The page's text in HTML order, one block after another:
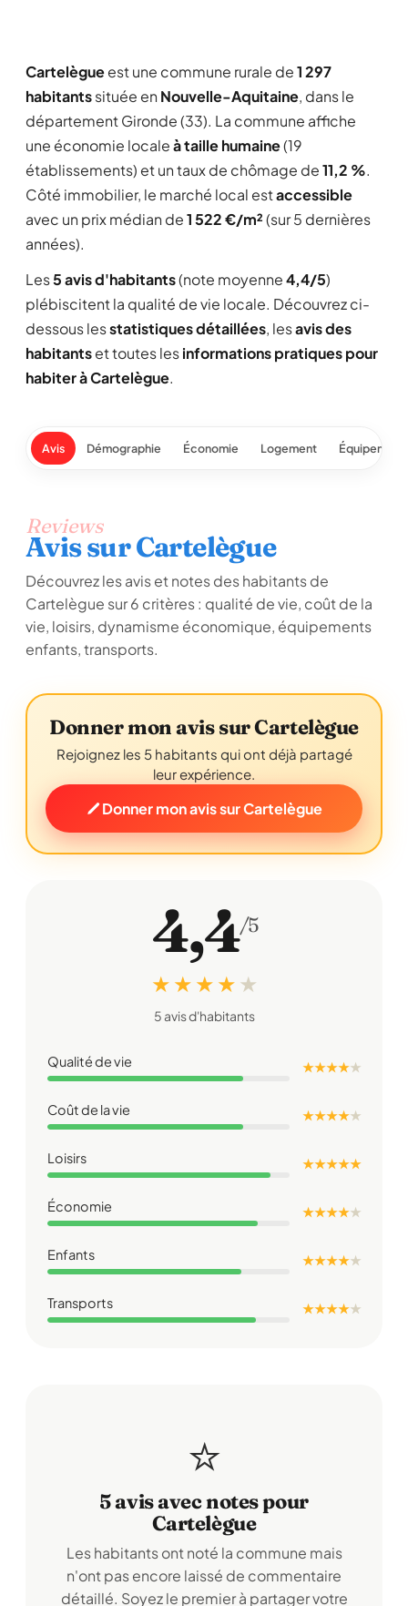
Cartelègueest une commune rurale de1 297
habitantssituée en Nouvelle-Aquitaine, dans le
département Gironde (33). La commune affiche
une économie localeà taille humaine(19
établissements) et un taux de chômage de11,2 %.
Côté immobilier, le marché local estaccessible
avec un prix médian de1 522 €/m²(sur 5 dernières
années).
Les5 avis d'habitants(note moyenne4,4/5)
plébiscitent la qualité de vie locale. Découvrez ci-
dessous lesstatistiques détaillées, lesavis des
habitantset toutes lesinformations pratiques pour
habiter à Cartelègue.
Avis Démographie Économie Logement
Reviews
Avis sur Cartelègue
Découvrez les avis et notes des habitants de
Cartelègue sur 6 critères : qualité de vie, coût de la
vie, loisirs, dynamisme économique, équipements
enfants, transports.
Donner mon avis sur Cartelègue
Rejoignez les 5 habitants qui ont déjà partagé
leur expérience.
Donner mon avis sur Cartelègue
4,4/5
★ ★ ★ ★ ★
5 avis d'habitants
Qualité de vie ★ ★ ★ ★★
Coût de la vie ★ ★ ★ ★★
Loisirs ★ ★ ★ ★ ★
Économie ★ ★ ★ ★★
Enfants ★ ★ ★ ★★
Transports ★ ★ ★ ★★
⭐
5 avis avec notes pour
Cartelègue
Les habitants ont noté la commune mais
n'ont pas encore laissé de commentaire
détaillé. Soyez le premier à partager votre